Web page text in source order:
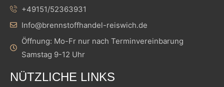
+49151/52363931
Info@brennstoffhandel-reiswich.de
Öffnung: Mo-Fr nur nach Terminvereinbarung
Samstag 9-12 Uhr
NÜTZLICHE LINKS